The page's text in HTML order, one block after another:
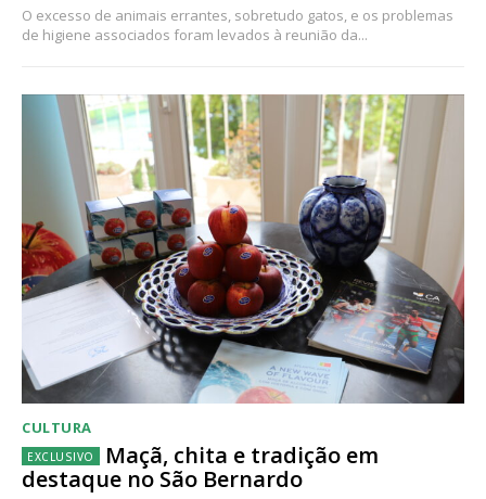
O excesso de animais errantes, sobretudo gatos, e os problemas
de higiene associados foram levados à reunião da...
CULTURA
Maçã, chita e tradição em
destaque no São Bernardo